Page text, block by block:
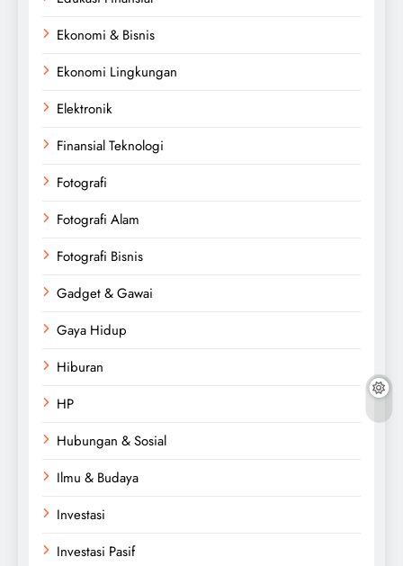
Ekonomi & Bisnis
Ekonomi Lingkungan
Elektronik
Finansial Teknologi
Fotografi
Fotografi Alam
Fotografi Bisnis
Gadget & Gawai
Gaya Hidup
Hiburan
HP
Hubungan & Sosial
Ilmu & Budaya
Investasi
Investasi Pasif